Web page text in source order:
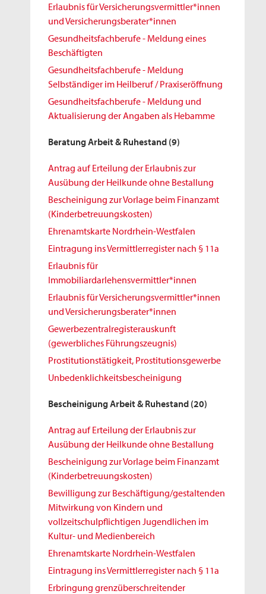
Erlaubnis für Versicherungsvermittler*innen
und Versicherungsberater*innen
Gesundheitsfachberufe - Meldung eines
Beschäftigten
Gesundheitsfachberufe - Meldung
Selbständiger im Heilberuf / Praxiseröffnung
Gesundheitsfachberufe - Meldung und
Aktualisierung der Angaben als Hebamme
Beratung Arbeit & Ruhestand (9)
Antrag auf Erteilung der Erlaubnis zur
Ausübung der Heilkunde ohne Bestallung
Bescheinigung zur Vorlage beim Finanzamt
(Kinderbetreuungskosten)
Ehrenamtskarte Nordrhein-Westfalen
Eintragung ins Vermittlerregister nach § 11a
Erlaubnis für
Immobiliardarlehensvermittler*innen
Erlaubnis für Versicherungsvermittler*innen
und Versicherungsberater*innen
Gewerbezentralregisterauskunft
(gewerbliches Führungszeugnis)
Prostitutionstätigkeit, Prostitutionsgewerbe
Unbedenklichkeitsbescheinigung
Bescheinigung Arbeit & Ruhestand (20)
Antrag auf Erteilung der Erlaubnis zur
Ausübung der Heilkunde ohne Bestallung
Bescheinigung zur Vorlage beim Finanzamt
(Kinderbetreuungskosten)
Bewilligung zur Beschäftigung/gestaltenden
Mitwirkung von Kindern und
vollzeitschulpflichtigen Jugendlichen im
Kultur- und Medienbereich
Ehrenamtskarte Nordrhein-Westfalen
Eintragung ins Vermittlerregister nach § 11a
Erbringung grenzüberschreitender